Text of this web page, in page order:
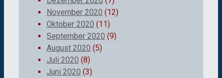
November 2020 (12)
Oktober 2020 (11)
September 2020 (9)
August 2020 (5)
Juli 2020 (8)
Juni 2020 (3)